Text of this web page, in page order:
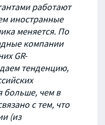
работают
иностранные
меняется. По
компании
GR-
тенденцию,
больше, чем в
с тем, что
(из